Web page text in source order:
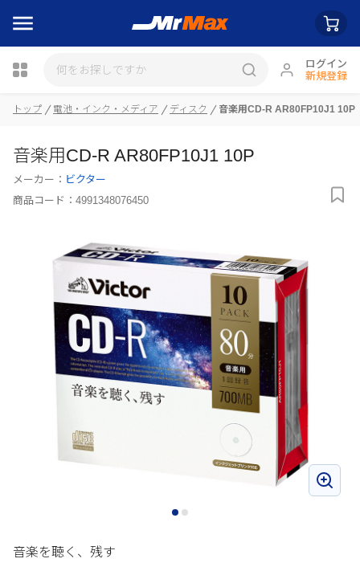
ログイン
新規登録
瓶詰
トップ 電池・インク・メディア ディスク 音楽用CD-R AR80FP10J1 10P
音楽用CD-R AR80FP10J1 10P
メーカー： ビクター
商品コード： 4991348076450
音楽を聴く、残す